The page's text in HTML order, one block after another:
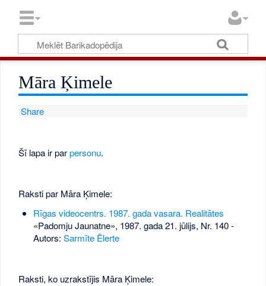
Māra Ķimele
Share
Šī lapa ir parpersonu.
Raksti par Māra Ķimele:
Rīgas videocentrs. 1987. gada vasara. Realitātes
«Padomju Jaunatne», 1987. gada 21. jūlijs, Nr. 140-
Autors: Sarmīte Ēlerte
Raksti, ko uzrakstījis Māra Ķimele: